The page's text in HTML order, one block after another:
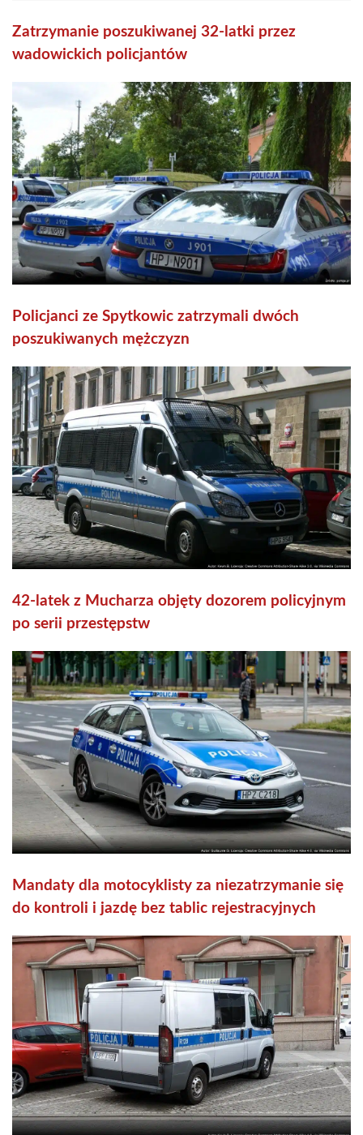
Zatrzymanie poszukiwanej 32-latki przez
wadowickich policjantów
Policjanci ze Spytkowic zatrzymali dwóch
poszukiwanych mężczyzn
42-latek z Mucharza objęty dozorem policyjnym
po serii przestępstw
Mandaty dla motocyklisty za niezatrzymanie się
do kontroli i jazdę bez tablic rejestracyjnych